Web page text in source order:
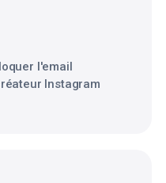
l'email
Instagram